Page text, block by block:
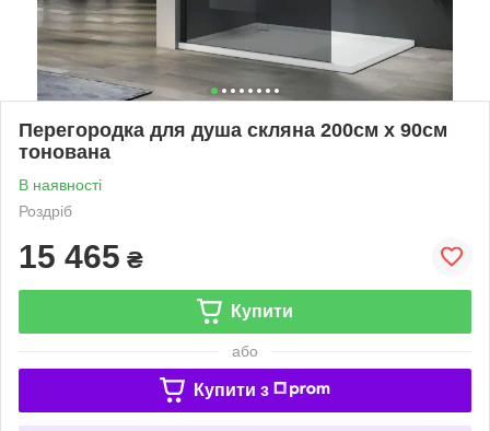
Перегородка для душа скляна 200см х 90см
тонована
В наявності
Роздріб
15 465 ₴
Купити
або
Купити з